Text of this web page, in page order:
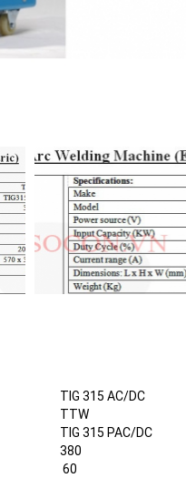
TIG 315 AC/DC
TTW
TIG 315 PAC/DC
380
60